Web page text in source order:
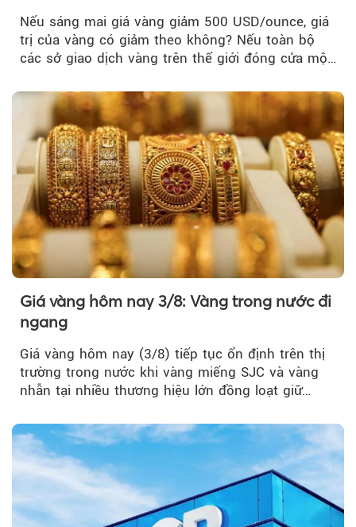
Nếu sáng mai giá vàng giảm 500 USD/ounce, giá
trị của vàng có giảm theo không? Nếu toàn bộ
các sở giao dịch vàng trên thế giới đóng cửa một
Giá vàng hôm nay 3/8: Vàng trong nước đi
ngang
Giá vàng hôm nay (3/8) tiếp tục ổn định trên thị
trường trong nước khi vàng miếng SJC và vàng
nhẫn tại nhiều thương hiệu lớn đồng loạt giữ